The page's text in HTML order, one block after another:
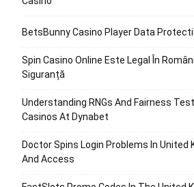
BetsBunny Casino Player Data
Spin Casino Online Este Legal În
Siguranță
Understanding RNGs And Fairness
Casinos At Dynabet
Doctor Spins Login Problems In United
And Access